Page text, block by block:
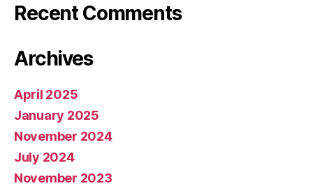
Recent Comments
Archives
April 2025
January 2025
November 2024
July 2024
November 2023